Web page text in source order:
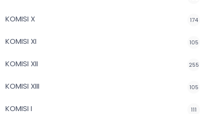
KOMISI X 174
KOMISI XI 105
KOMISI XII 255
KOMISI XIII 105
KOMISI I 111